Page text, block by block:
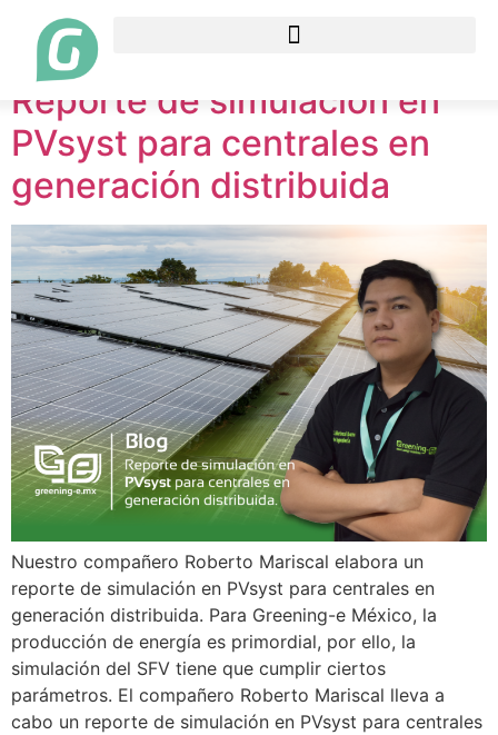
Etiqueta: efectividad
Reporte de simulación en
PVsyst para centrales en
generación distribuida
Nuestro compañero Roberto Mariscal elabora un
reporte de simulación en PVsyst para centrales en
generación distribuida. Para Greening-e México, la
producción de energía es primordial, por ello, la
simulación del SFV tiene que cumplir ciertos
parámetros. El compañero Roberto Mariscal lleva a
cabo un reporte de simulación en PVsyst para centrales